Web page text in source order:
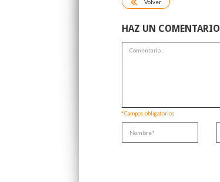
Volver
HAZ UN COMENTARIO
*Campos obligatorios